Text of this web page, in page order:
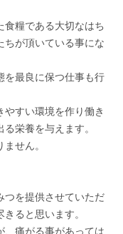
食糧である大切なはち
ちが頂いている事にな
を最良に保つ仕事も行
すい環境を作り働き
栄養を与えます。
せん。
つを提供させていただ
ると思います。
、痛がる事があっては